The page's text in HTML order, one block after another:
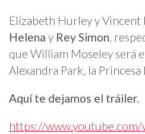
Elizabeth Hurley y Vincent
Helena y Rey Simon,
que William Moseley será
Alexandra Park, la Princesa
Aquí te dejamos el tráiler.
https://